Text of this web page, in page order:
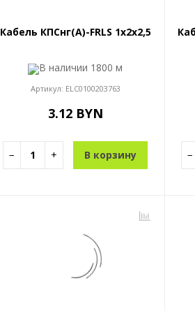
Кабель КПСнг(A)-FRLS 1x2x2,5
В наличии 1800 м
Артикул: ELC0100203763
3.12 BYN
− + В корзину −